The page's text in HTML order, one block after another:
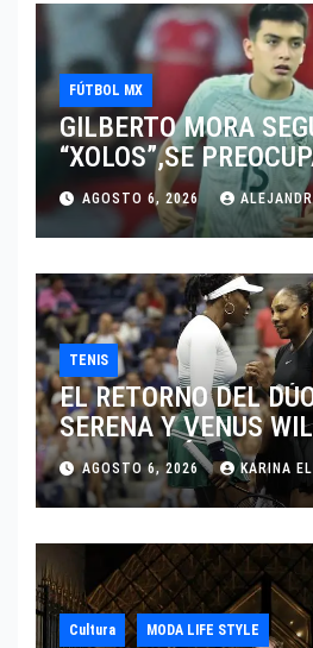
FÚTBOL MX
GILBERTO MORA
“XOLOS”,SE
JUGAR EN SU
AGOSTO 6, 2026
TENIS
EL RETORNO DEL
SERENA Y VENUS
DISPUTARÁN LOS
CINCINNATI 2026
AGOSTO 6, 2026 KARINA
Cultura MODA LIFE STYLE